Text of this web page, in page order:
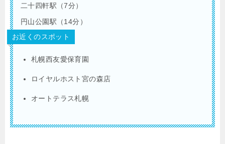
二十四軒駅（7分）
円山公園駅（14分）
お近くのスポット
札幌西友愛保育園
ロイヤルホスト宮の森店
オートテラス札幌